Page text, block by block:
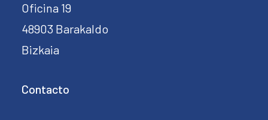
Oficina 19
48903 Barakaldo
Bizkaia
Contacto